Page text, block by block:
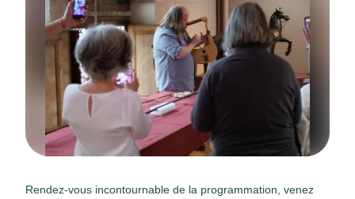
Rendez-vous incontournable de la programmation, venez